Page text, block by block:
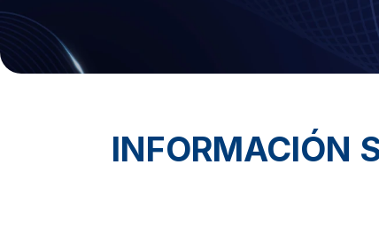
INFORMACIÓN